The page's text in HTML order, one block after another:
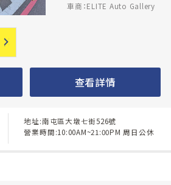
車商：ELITE Auto Gallery
查看詳情
地址:南屯區大墩七街526號
營業時間:10:00AM~21:00PM 周日公休